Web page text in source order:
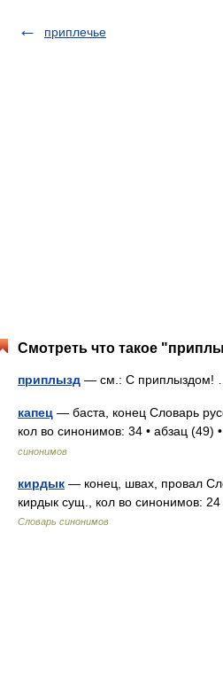
приплечье
Смотреть что такое
приплызд — см.: С
капец — баста, конец Словарь
кол во синонимов: 34 • абзац
синонимов
кирдык — конец, швах, провал
кирдык сущ., кол во синонимов:
Словарь синонимов